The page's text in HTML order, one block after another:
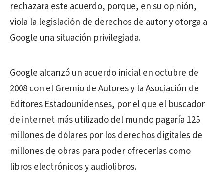
rechazara este acuerdo, porque, en su opinión,
viola la legislación de derechos de autor y otorga a
Google una situación privilegiada.
Google alcanzó un acuerdo inicial en octubre de
2008 con el Gremio de Autores y la Asociación de
Editores Estadounidenses, por el que el buscador
de internet más utilizado del mundo pagaría 125
millones de dólares por los derechos digitales de
millones de obras para poder ofrecerlas como
libros electrónicos y audiolibros.